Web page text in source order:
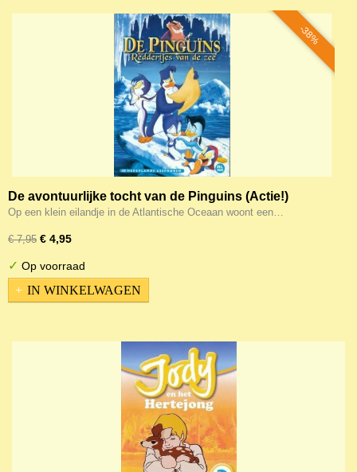
-38%
De avontuurlijke tocht van de Pinguins (Actie!)
Op een klein eilandje in de Atlantische Oceaan woont een…
€ 7,95 € 4,95
✓ Op voorraad
IN WINKELWAGEN